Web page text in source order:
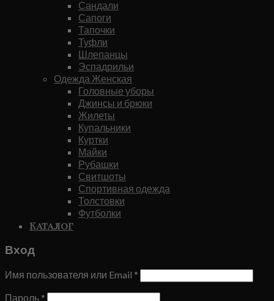
Сандали
Сапоги
Тапочки
Туфли
Шлепанцы
Эспадрильи
Одежда Женская
Головные уборы
Джинсы и брюки
Жилеты
Купальники
Куртки
Майки
Рубашки
Свитшоты
Спортивная одежда
Толстовки
Футболки
Каталог
Вход
Имя пользователя или Email *
Пароль *